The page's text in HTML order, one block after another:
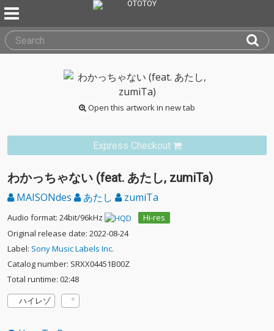
Open this artwork in new tab
Express Checkout
わかっちゃない (feat. あたし, zumiTa)
MAISONdes あたし zumiTa
Audio format: 24bit/96kHz
Hi-res
Original release date: 2022-08-24
Label: Sony Music Labels Inc.
Catalog number: SRXX04451B00Z
Total runtime: 02:48
ハイレゾ